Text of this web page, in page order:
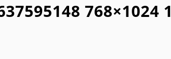
768×1024 1